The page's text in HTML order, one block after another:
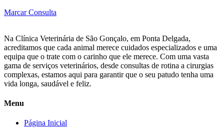
Marcar Consulta
Na Clínica Veterinária de São Gonçalo, em Ponta Delgada,
acreditamos que cada animal merece cuidados especializados e uma
equipa que o trate com o carinho que ele merece. Com uma vasta
gama de serviços veterinários, desde consultas de rotina a cirurgias
complexas, estamos aqui para garantir que o seu patudo tenha uma
vida longa, saudável e feliz.
Menu
Página Inicial